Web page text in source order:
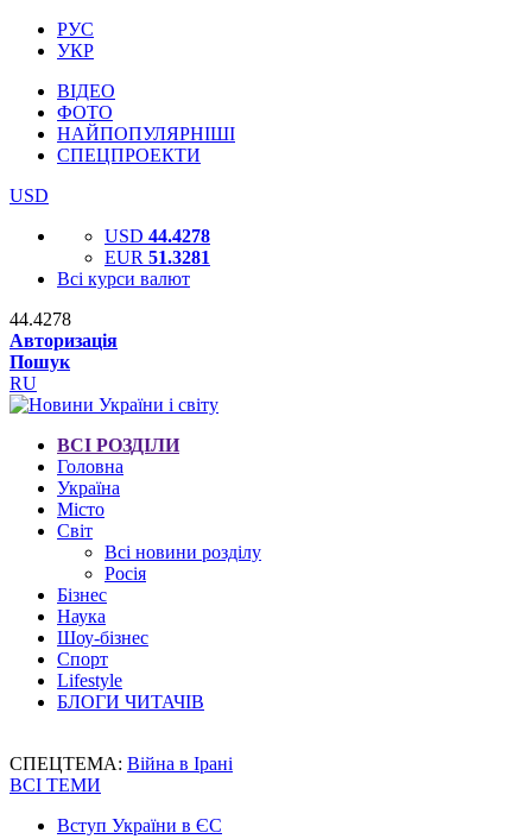
РУС
УКР
ВІДЕО
ФОТО
НАЙПОПУЛЯРНІШІ
СПЕЦПРОЕКТИ
USD
USD 44.4278
EUR 51.3281
Всі курси валют
44.4278
Авторизація
Пошук
RU
ВСІ РОЗДІЛИ
Головна
Україна
Місто
Світ
Всі новини розділу
Росія
Бізнес
Наука
Шоу-бізнес
Спорт
Lifestyle
БЛОГИ ЧИТАЧІВ
СПЕЦТЕМА: Війна в Ірані
ВСІ ТЕМИ
Вступ України в ЄС